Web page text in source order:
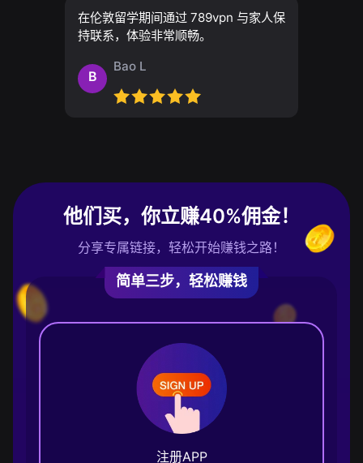
在伦敦留学期间通过 789vpn 与家人保
持联系，体验非常顺畅。
B
Bao L
他们买，你立赚40%佣金！
分享专属链接，轻松开始赚钱之路！
简单三步，轻松赚钱
注册APP